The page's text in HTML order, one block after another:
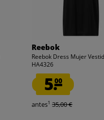
Reebok
Reebok Dress Mujer
HA4326
5.00
antes1 35,00 €